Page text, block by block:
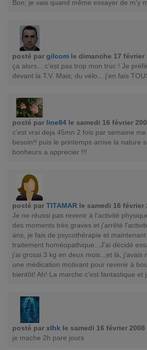
Bon; je vais quand même essayer de m'y
posté par gilcom le dimanche 17 février
ça alors... c'est pas trop mon truc ! Je
devant la T.V. Mais; du vélo... j'en fais
posté par line84 le samedi 16 février
c'est vrai deja 45mn 2 fois par semaine
besoin!! puis le printemps arrive la nature
bonheurs a apprecier !!!
posté par TITAMAR le samedi 16 février
Je ne réussi pas revenir à l'activité
des moments très graves et j'arrêté
ans, je fais de psycothérapie et
traitement homéopathique...J'ai décidé
j'ai grossi 3 kg en deux mois..;et là, j'avais
une médication motivant pour revenir à
bientôt! Ah! La marche c'est fantastique et
posté par xlhk le samedi 16 février 2008
je mache 2h pare jours